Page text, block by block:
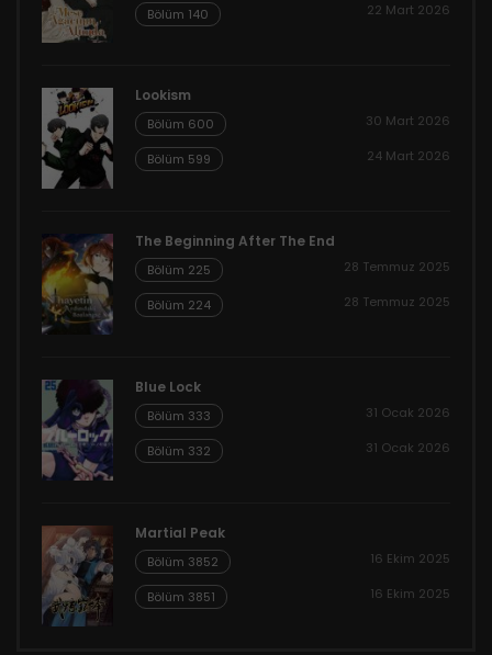
Bölüm 140 22 Mart 2026
Lookism
Bölüm 600 30 Mart 2026
Bölüm 599 24 Mart 2026
The Beginning After The End
Bölüm 225 28 Temmuz 2025
Bölüm 224 28 Temmuz 2025
Blue Lock
Bölüm 333 31 Ocak 2026
Bölüm 332 31 Ocak 2026
Martial Peak
Bölüm 3852 16 Ekim 2025
Bölüm 3851 16 Ekim 2025